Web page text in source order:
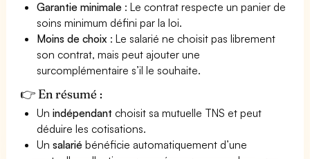
Garantie minimale : Le contrat respecte un panier de
soins minimum défini par la loi.
Moins de choix : Le salarié ne choisit pas librement
son contrat, mais peut ajouter une
surcomplémentaire s’il le souhaite.
👉 En résumé :
Unindépendant choisit sa mutuelle TNS et peut
déduire les cotisations.
Unsalarié bénéficie automatiquement d’une